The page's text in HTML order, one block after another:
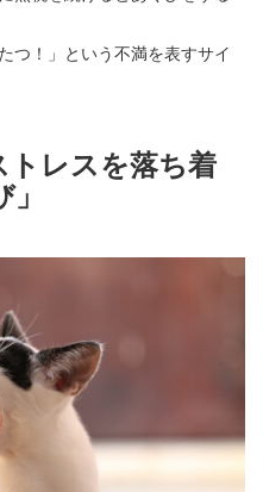
つ！」という不満を表すサイ
トレスを落ち着